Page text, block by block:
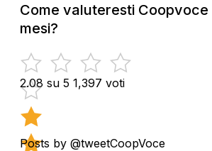
Come valuteresti Coopvoce
mesi?
2.08 su 5 1,397 voti
Posts by @tweetCoopVoce